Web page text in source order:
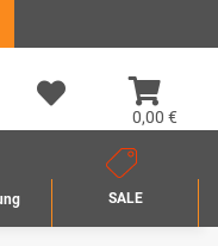
0,00 €
SALE